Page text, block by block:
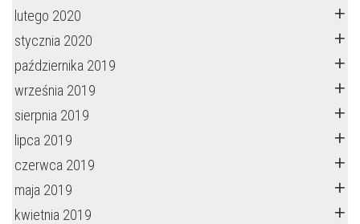
lutego 2020
stycznia 2020
października 2019
września 2019
sierpnia 2019
lipca 2019
czerwca 2019
maja 2019
kwietnia 2019